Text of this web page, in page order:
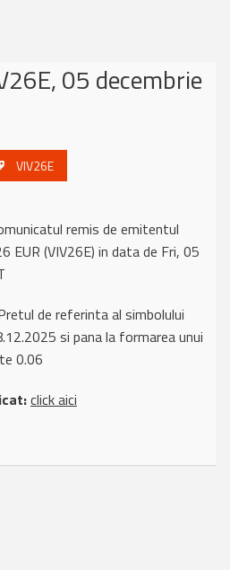
05 decembrie
VIV26E
remis de emitentul
EUR (VIV26E) in data de Fri, 05
de referinta al simbolului
si pana la formarea unui
0.06
click aici